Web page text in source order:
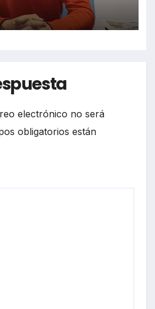
electrónico no será
obligatorios están